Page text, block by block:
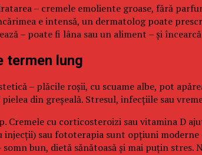
– cremele emoliente groase, fără
e intensă, un dermatolog poate
– poate fi lâna sau un aliment – și
termen lung
– plăcile roșii, cu scuame albe, pot
din greșeală. Stresul, infecțiile sau
Cremele cu corticosteroizi sau vitamina D
sau fototerapia sunt opțiuni
bun, dietă sănătoasă și mai puțin